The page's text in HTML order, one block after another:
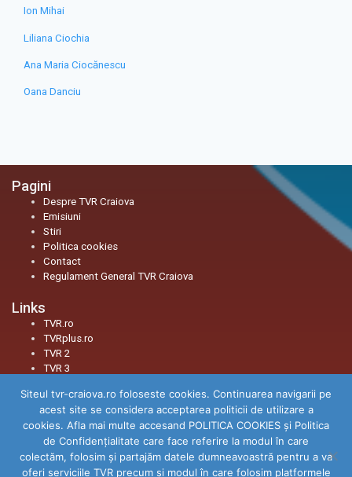
Ion Mihai
Liliana Ciochia
Ana Maria Ciocănescu
Oana Danciu
Pagini
Despre TVR Craiova
Emisiuni
Stiri
Politica cookies
Contact
Regulament General TVR Craiova
Links
TVR.ro
TVRplus.ro
TVR 2
TVR 3
Social
Facebook
Youtube
Instagram
TikTok
Threads
Siteul tvr-craiova.ro foloseste cookies. Continuarea navigarii pe
acest site se considera acceptarea politicii de utilizare a
cookies. Afla mai multe accesand POLITICA COOKIES și Politica
de Confidenţialitate care face referire la modul în care
colectăm, folosim şi partajăm datele dumneavoastră pentru a va
oferi serviciile TVR precum şi modul în care folosim platformele